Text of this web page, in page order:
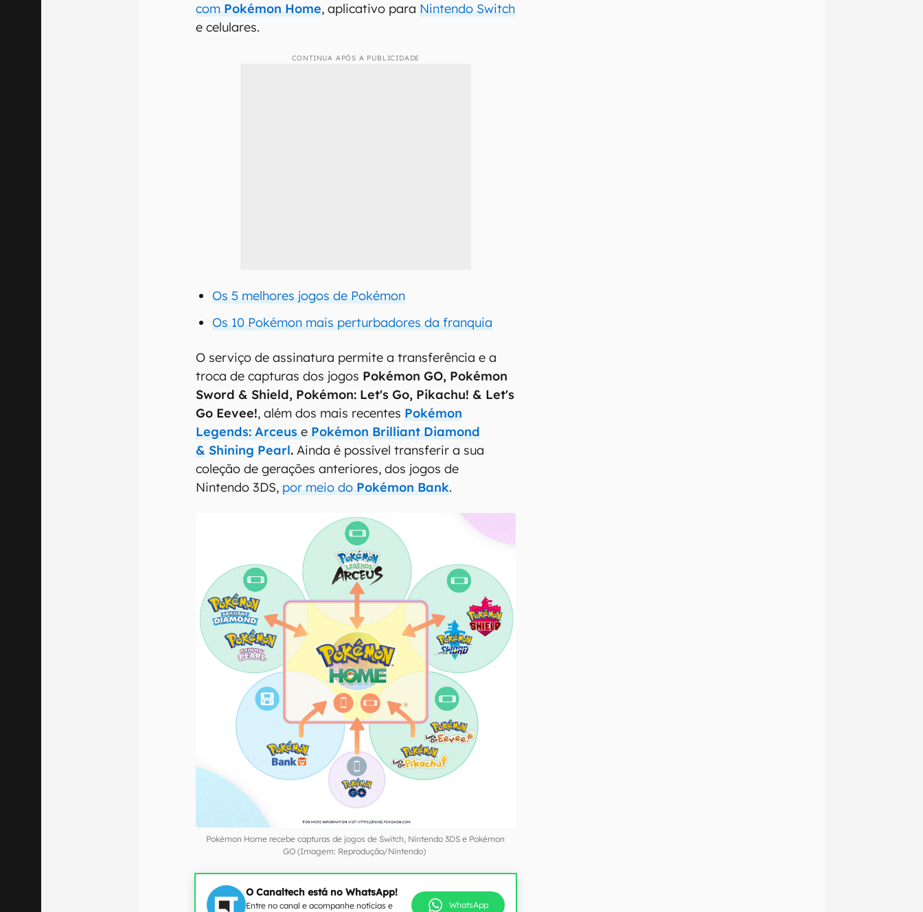
com Pokémon Home, aplicativo para Nintendo Switch
e celulares.
CONTINUA APÓS A PUBLICIDADE
Os 5 melhores jogos de Pokémon
Os 10 Pokémon mais perturbadores da franquia
O serviço de assinatura permite a transferência e a
troca de capturas dos jogos Pokémon GO, Pokémon
Sword & Shield, Pokémon: Let's Go, Pikachu! & Let's
Go Eevee!, além dos mais recentes Pokémon
Legends: Arceuse Pokémon Brilliant Diamond
& Shining Pearl.Ainda é possível transferir a sua
coleção de gerações anteriores, dos jogos de
Nintendo 3DS, por meio do Pokémon Bank.
Pokémon Home recebe capturas de jogos de Switch, Nintendo 3DS e Pokémon
GO (Imagem: Reprodução/Nintendo)
O Canaltech está no WhatsApp!
Entre no canal e acompanhe notícias e
WhatsApp